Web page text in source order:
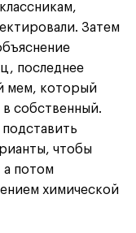
Затем
последнее
мем, который
в собственный.
чтобы
а потом
химической